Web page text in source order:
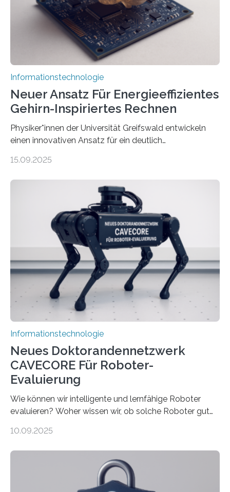
Animation, bei der Stimme, Körperbewegung, Gestik
und Mimik im Einklang sind…
Informationstechnologie
Neuer Ansatz Für Energieeffizientes
Gehirn-Inspiriertes Rechnen
Physiker*innen der Universität Greifswald entwickeln
einen innovativen Ansatz für ein deutlich
Lösungsweg ist inspiriert vom menschlichen Gehirn. Die
stellt die heutige Computertechnik vor
Herausforderungen. Herkömmliche Silizium-
Prozessoren stoßen an ihre Grenzen: Sie verbrauchen
viel Energie, die Speicher- und Verarbeitungseinheiten
sind voneinander getrennt und die Datenübertragung
bremst komplexe Anwendungen aus. Da KI-Modelle
immer größer werden und riesige Datenmengen
verarbeiten müssen, steigt der Bedarf an neuen
Rechenarchitekturen. Neben Quantencomputern
rücken dabei insbesondere…
15.09.2025
Informationstechnologie
Neues Doktorandennetzwerk
CAVECORE Für Roboter-
Evaluierung
Wie können wir intelligente und lernfähige Roboter
evaluieren? Woher wissen wir, ob solche Roboter gut
sich CAVECORE – ein neues Marie Skłodowska-Curie
koordiniert wird. Ab dem 1. September werden sich
über einen Zeitraum von vier Jahren insgesamt 15
Promovierende im Rahmen von CAVECORE mit
10.09.2025